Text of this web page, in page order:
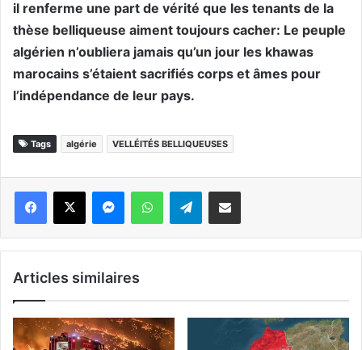
il renferme une part de vérité que les tenants de la
thèse belliqueuse aiment toujours cacher: Le peuple
algérien n’oubliera jamais qu’un jour les khawas
marocains s’étaient sacrifiés corps et âmes pour
l’indépendance de leur pays.
Tags algérie VELLÉITÉS BELLIQUEUSES
WhatsApp Telegram
Articles similaires